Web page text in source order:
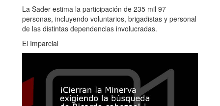
La Sader estima la participación de 235 mil 97
personas, incluyendo voluntarios, brigadistas y personal
de las distintas dependencias involucradas.
El Imparcial